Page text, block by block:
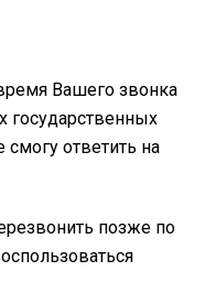
Вашего звонка
государственных
смогу ответить на
позже по